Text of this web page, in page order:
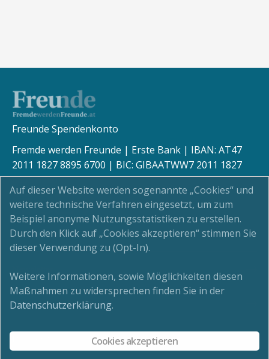
Freunde Spendenkonto
Fremde werden Freunde | Erste Bank | IBAN: AT47
2011 1827 8895 6700 | BIC: GIBAATWW7 2011 1827
8895 6700
Kinderschutz
Impressum
Auf dieser Website werden sogenannte „Cookies“ und
weitere technische Verfahren eingesetzt, um zum
Beispiel anonyme Nutzungsstatistiken zu erstellen.
Durch den Klick auf „Cookies akzeptieren“ stimmen Sie
dieser Verwendung zu (Opt-In).
Weitere Informationen, sowie Möglichkeiten diesen
Maßnahmen zu widersprechen finden Sie in der
Datenschutzerklärung.
Cookies akzeptieren